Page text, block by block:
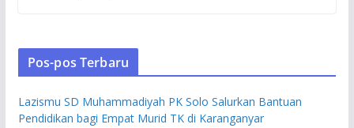
Pos-pos Terbaru
Lazismu SD Muhammadiyah PK Solo Salurkan Bantuan
Pendidikan bagi Empat Murid TK di Karanganyar